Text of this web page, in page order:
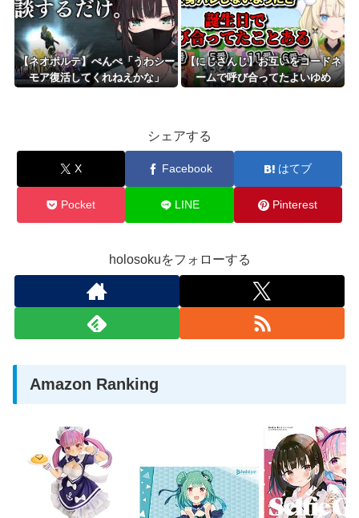
【ネオポルテ】ぺんぺ「うわシー
モア復活してくれねえかな」
【にじさんじ】お互いをコードネ
ームで呼び合ってたよいゆめ
シェアする
X Facebook はてブ
Pocket LINE Pinterest
holosokuをフォローする
Amazon Ranking